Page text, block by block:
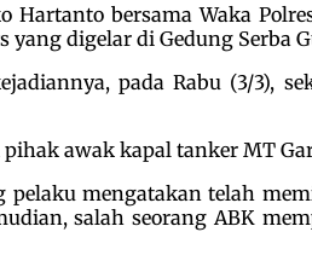
bersama Waka
digelar di Gedung Serba
pada Rabu (3/3),
awak kapal tanker MT
pelaku mengatakan telah
salah seorang ABK